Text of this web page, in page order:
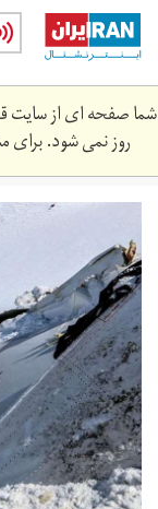
Skip
main
content
شما صفحه ای از سایت
روز نمی شود. برای
n3633332-
6475209.jpg